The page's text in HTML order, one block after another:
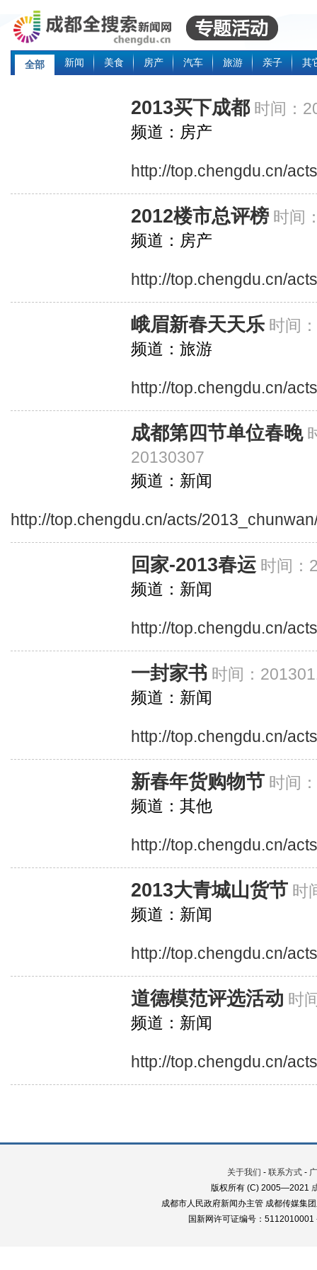
全部 新闻 美食 房产 汽车 旅游 亲子 其
2013买下成都 时间：
频道：房产
http://top.chengdu.cn/
2012楼市总评榜 时间
频道：房产
http://top.chengdu.cn/
峨眉新春天天乐 时间
频道：旅游
http://top.chengdu.cn/
成都第四节单位春晚
20130307
频道：新闻
http://top.chengdu.cn/acts/
回家-2013春运 时间：
频道：新闻
http://top.chengdu.cn/
一封家书 时间：
频道：新闻
http://top.chengdu.cn/
新春年货购物节 时间
频道：其他
http://top.chengdu.cn/
2013大青城山货节 时
频道：新闻
http://top.chengdu.cn/
道德模范评选活动 时
频道：新闻
http://top.chengdu.cn/
关于我们 - 联系方式 -
版权所有 (C) 2005—2021
成都市人民政府新闻办主管 成都传媒集
国新网许可证编号：